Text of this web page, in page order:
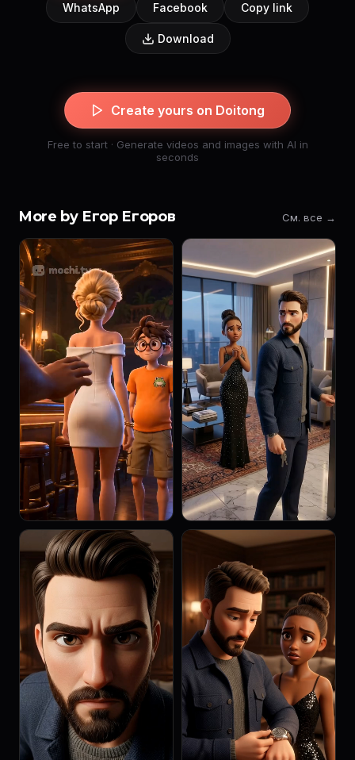
WhatsApp Facebook Copy link
Download
Create yours on Doitong
Free to start · Generate videos and images with AI in
seconds
More by Егор Егоров См. все →